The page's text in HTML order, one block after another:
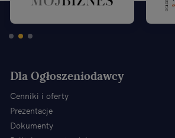
Dla Ogłoszeniodawcy
Cenniki i oferty
Prezentacje
Dokumenty